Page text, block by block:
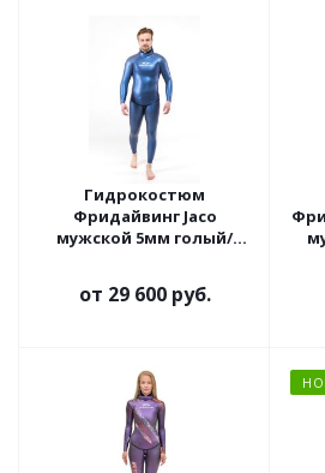
Гидрокостюм
Фридайвинг Jaco
мужской 5мм голый/
от 29 600 руб.